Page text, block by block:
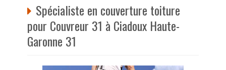
Spécialiste en couverture toiture
pour Couvreur 31 à Ciadoux Haute-
Garonne 31